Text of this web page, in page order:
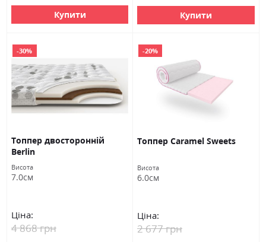
Купити Купити
-30%
Топпер двосторонній
Berlin
Висота
7.0см
Ціна:
4 868 грн
-20%
Топпер Caramel Sweets
Висота
6.0см
Ціна:
2 677 грн